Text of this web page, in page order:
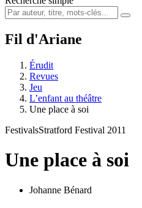
Fil d'Ariane
Érudit
Revues
Jeu
L’enfant au théâtre
Une place à soi
FestivalsStratford Festival 2011
Une place à soi
Johanne Bénard